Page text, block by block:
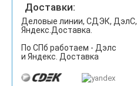
Доставки:
Деловые линии, СДЭК, ДэлС,
Яндекс.Доставка.
По СПб работаем - Дэлс
и Яндекс. Доставка